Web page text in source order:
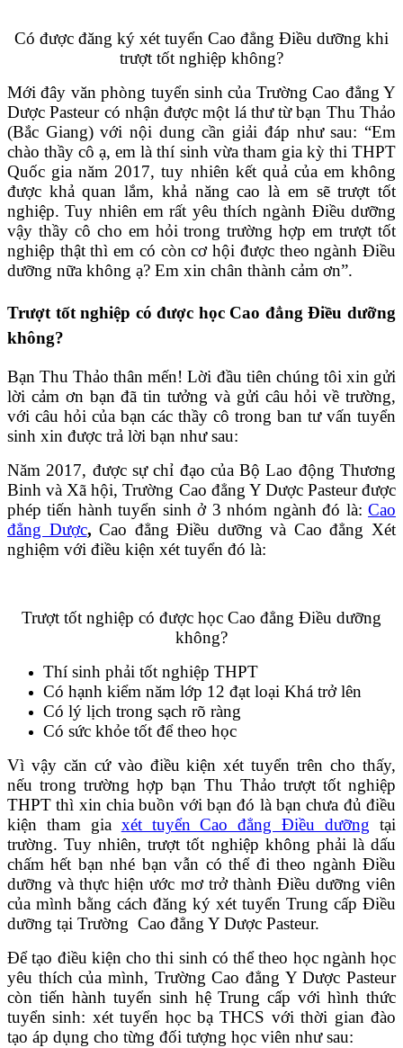
Có được đăng ký xét tuyển Cao đẳng Điều dưỡng khi
trượt tốt nghiệp không?
Mới đây văn phòng tuyển sinh của Trường Cao đẳng Y
Dược Pasteur có nhận được một lá thư từ bạn Thu Thảo
(Bắc Giang) với nội dung cần giải đáp như sau: “Em
chào thầy cô ạ, em là thí sinh vừa tham gia kỳ thi THPT
Quốc gia năm 2017, tuy nhiên kết quả của em không
được khả quan lắm, khả năng cao là em sẽ trượt tốt
nghiệp. Tuy nhiên em rất yêu thích ngành Điều dưỡng
vậy thầy cô cho em hỏi trong trường hợp em trượt tốt
nghiệp thật thì em có còn cơ hội được theo ngành Điều
dưỡng nữa không ạ? Em xin chân thành cảm ơn”.
Trượt tốt nghiệp có được học Cao đẳng Điều dưỡng
không?
Bạn Thu Thảo thân mến! Lời đầu tiên chúng tôi xin gửi
lời cảm ơn bạn đã tin tưởng và gửi câu hỏi về trường,
với câu hỏi của bạn các thầy cô trong ban tư vấn tuyển
sinh xin được trả lời bạn như sau:
Năm 2017, được sự chỉ đạo của Bộ Lao động Thương
Binh và Xã hội, Trường Cao đẳng Y Dược Pasteur được
phép tiến hành tuyển sinh ở 3 nhóm ngành đó là: Cao
đẳng Dược, Cao đẳng Điều dưỡng và Cao đẳng Xét
nghiệm với điều kiện xét tuyển đó là:
Trượt tốt nghiệp có được học Cao đẳng Điều dưỡng
không?
Thí sinh phải tốt nghiệp THPT
Có hạnh kiểm năm lớp 12 đạt loại Khá trở lên
Có lý lịch trong sạch rõ ràng
Có sức khỏe tốt để theo học
Vì vậy căn cứ vào điều kiện xét tuyển trên cho thấy,
nếu trong trường hợp bạn Thu Thảo trượt tốt nghiệp
THPT thì xin chia buồn với bạn đó là bạn chưa đủ điều
kiện tham gia xét tuyển Cao đẳng Điều dưỡng tại
trường. Tuy nhiên, trượt tốt nghiệp không phải là dấu
chấm hết bạn nhé bạn vẫn có thể đi theo ngành Điều
dưỡng và thực hiện ước mơ trở thành Điều dưỡng viên
của mình bằng cách đăng ký xét tuyển Trung cấp Điều
dưỡng tại Trường Cao đẳng Y Dược Pasteur.
Để tạo điều kiện cho thi sinh có thể theo học ngành học
yêu thích của mình, Trường Cao đẳng Y Dược Pasteur
còn tiến hành tuyển sinh hệ Trung cấp với hình thức
tuyển sinh: xét tuyển học bạ THCS với thời gian đào
tạo áp dụng cho từng đối tượng học viên như sau: